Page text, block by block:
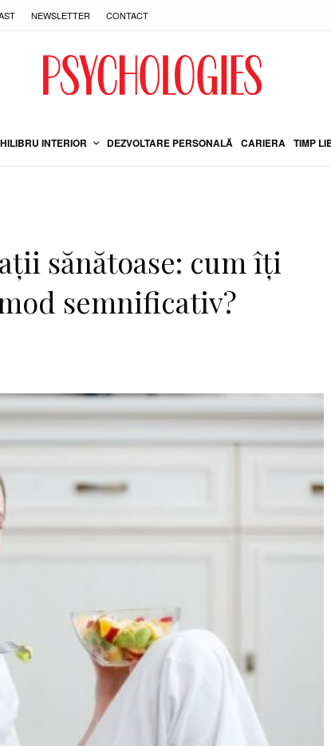
NEWSLETTER CONTACT
INTERIOR DEZVOLTARE PERSONALĂ CARIERA TIMP
sănătoase: cum îți
semnificativ?